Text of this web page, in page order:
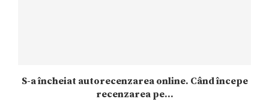
S-a încheiat autorecenzarea online. Când începe
recenzarea pe...